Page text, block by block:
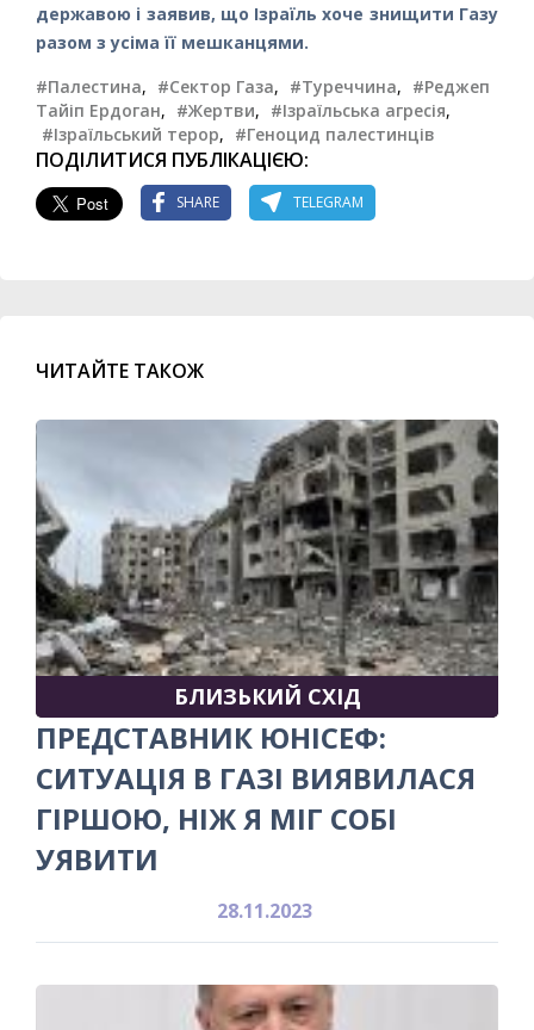
державою і заявив, що Ізраїль хоче знищити Газу
разом з усіма її мешканцями.
#Палестина, #Сектор Газа, #Туреччина, #Реджеп
Тайіп Ердоган, #Жертви, #Ізраїльська агресія,
#Ізраїльський терор, #Геноцид палестинців
ПОДІЛИТИСЯ ПУБЛІКАЦІЄЮ:
SHARE TELEGRAM
ЧИТАЙТЕ ТАКОЖ
БЛИЗЬКИЙ СХІД
ПРЕДСТАВНИК ЮНІСЕФ:
СИТУАЦІЯ В ГАЗІ ВИЯВИЛАСЯ
ГІРШОЮ, НІЖ Я МІГ СОБІ
УЯВИТИ
28.11.2023